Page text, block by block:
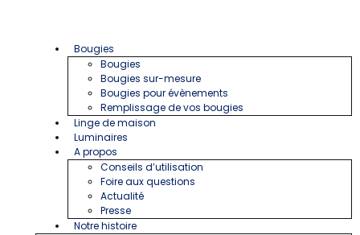
Bougies
Bougies
Bougies sur-mesure
Bougies pour évènements
Remplissage de vos bougies
Linge de maison
Luminaires
A propos
Conseils d’utilisation
Foire aux questions
Actualité
Presse
Notre histoire